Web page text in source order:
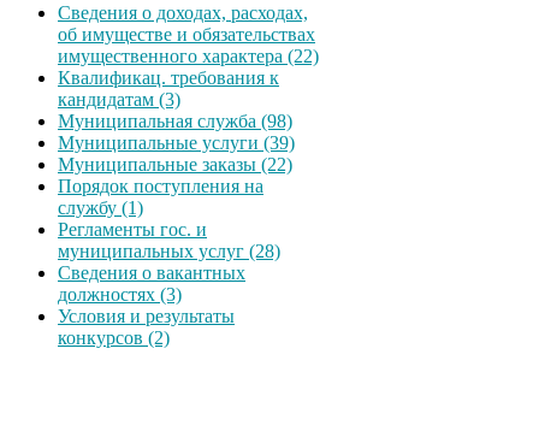
Сведения о доходах, расходах,
об имуществе и обязательствах
имущественного характера (22)
Квалификац. требования к
кандидатам (3)
Муниципальная служба (98)
Муниципальные услуги (39)
Муниципальные заказы (22)
Порядок поступления на
службу (1)
Регламенты гос. и
муниципальных услуг (28)
Сведения о вакантных
должностях (3)
Условия и результаты
конкурсов (2)